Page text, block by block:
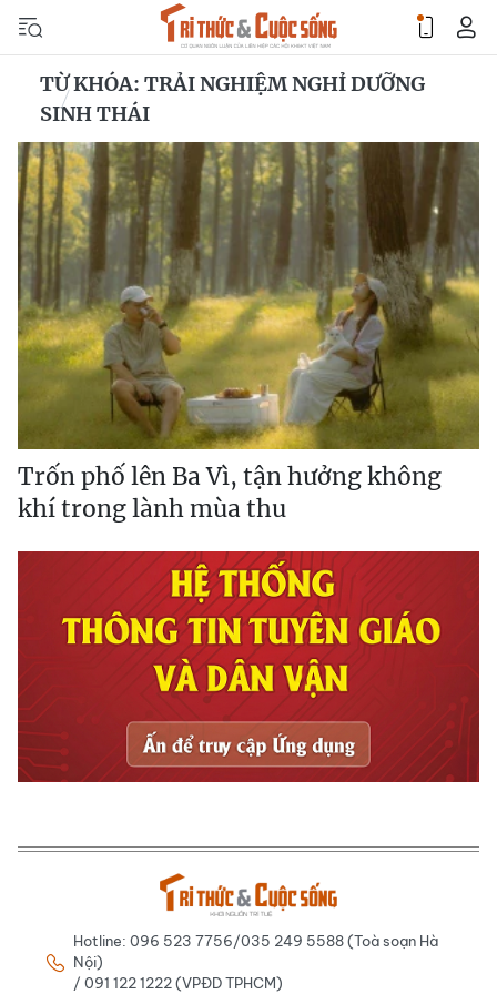
TỪ KHÓA: TRẢI NGHIỆM NGHỈ DƯỠNG
SINH THÁI
Trốn phố lên Ba Vì, tận hưởng không
khí trong lành mùa thu
Hotline: 096 523 7756/035 249 5588 (Toà soạn Hà
Nội)
/ 091 122 1222 (VPĐD TPHCM)